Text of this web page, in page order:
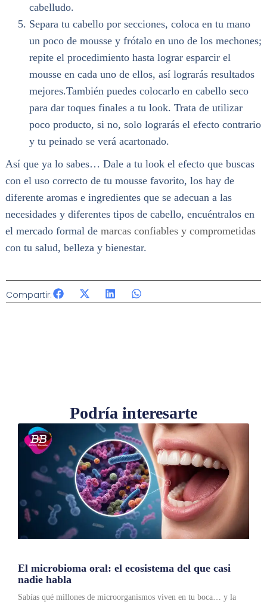
cabelludo.
Separa tu cabello por secciones, coloca en tu mano
un poco de mousse y frótalo en uno de los mechones;
repite el procedimiento hasta lograr esparcir el
mousse en cada uno de ellos, así lograrás resultados
mejores.También puedes colocarlo en cabello seco
para dar toques finales a tu look. Trata de utilizar
poco producto, si no, solo lograrás el efecto contrario
y tu peinado se verá acartonado.
Así que ya lo sabes… Dale a tu look el efecto que buscas
con el uso correcto de tu mousse favorito, los hay de
diferente aromas e ingredientes que se adecuan a las
necesidades y diferentes tipos de cabello, encuéntralos en
el mercado formal de marcas confiables y comprometidas
con tu salud, belleza y bienestar.
Compartir:
Podría interesarte
El microbioma oral: el ecosistema del que casi
nadie habla
Sabías qué millones de microorganismos viven en tu boca… y la